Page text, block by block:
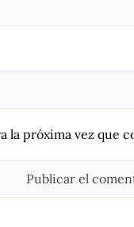
la próxima vez que